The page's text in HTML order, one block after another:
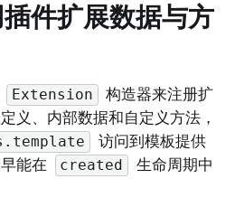
件扩展数据与方
Extension
构造器来注册扩
义、内部数据和自定义方法，
访问到模板提供
能在
created
生命周期中